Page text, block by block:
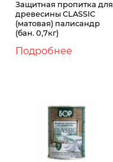
Защитная пропитка для
древесины CLASSIC
(матовая) палисандр
(бан. 0,7кг)
Подробнее